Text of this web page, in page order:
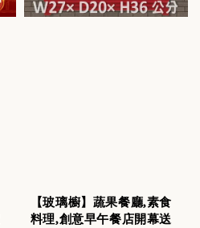
【玻璃櫥】蔬果餐廳,素食
料理,創意早午餐店開幕送